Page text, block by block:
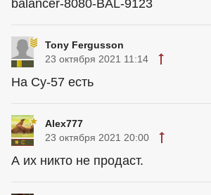
balancer-8080-BAL-9123
Tony Fergusson
23 октября 2021 11:14
На Су-57 есть
Alex777
23 октября 2021 20:00
А их никто не продаст.